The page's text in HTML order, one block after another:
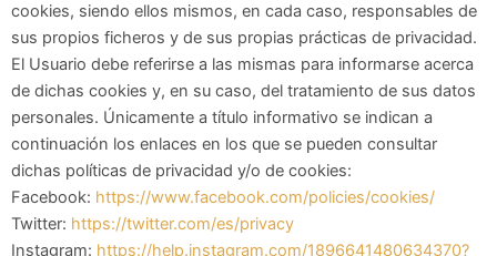
cookies, siendo ellos mismos, en cada caso, responsables de
sus propios ficheros y de sus propias prácticas de privacidad.
El Usuario debe referirse a las mismas para informarse acerca
de dichas cookies y, en su caso, del tratamiento de sus datos
personales. Únicamente a título informativo se indican a
continuación los enlaces en los que se pueden consultar
dichas políticas de privacidad y/o de cookies:
Facebook: https://www.facebook.com/policies/cookies/
Twitter: https://twitter.com/es/privacy
Instagram: https://help.instagram.com/1896641480634370?